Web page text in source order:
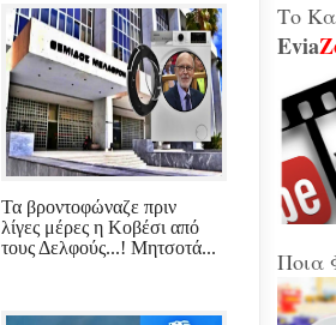
Τα βροντοφώναζε πριν
λίγες μέρες η Κοβέσι από
τους Δελφούς...! Μητσοτά...
Στα
Το
Evia
Ποια